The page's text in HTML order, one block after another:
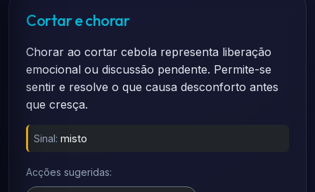
Cortar e chorar
Chorar ao cortar cebola representa liberação
emocional ou discussão pendente. Permite-se
sentir e resolve o que causa desconforto antes
que cresça.
Sinal: misto
Acções sugeridas: